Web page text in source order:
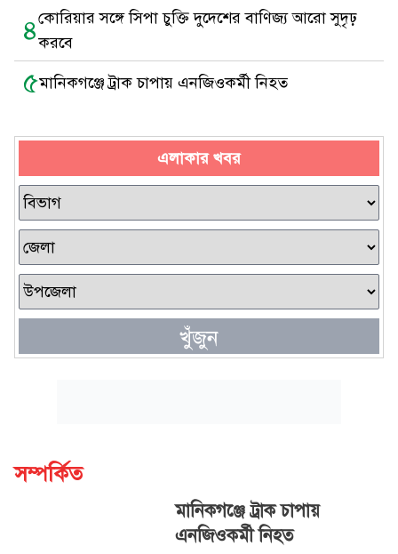
৪কোরিয়ার সঙ্গে সিপা চুক্তি দুদেশের বাণিজ্য আরো সুদৃঢ়
করবে
৫মানিকগঞ্জে ট্রাক চাপায় এনজিওকর্মী নিহত
এলাকার খবর
খুঁজুন
সম্পর্কিত
মানিকগঞ্জে ট্রাক চাপায়
এনজিওকর্মী নিহত